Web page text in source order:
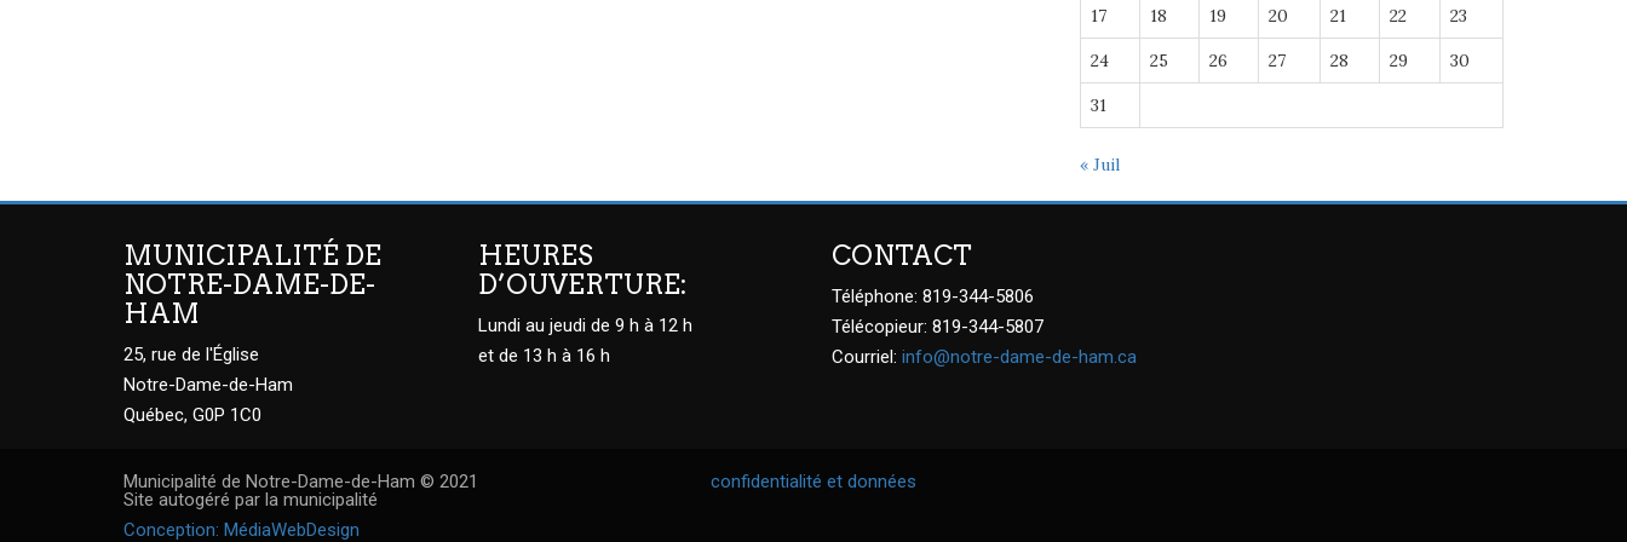
17 18 19 20 21 22 23
24 25 26 27 28 29 30
31
« Juil
MUNICIPALITÉ DE
NOTRE-DAME-DE-
HAM
25, rue de l'Église
Notre-Dame-de-Ham
Québec, G0P 1C0
HEURES
D’OUVERTURE:
Lundi au jeudi de 9 h à 12 h
et de 13 h à 16 h
CONTACT
Téléphone: 819-344-5806
Télécopieur: 819-344-5807
Courriel: info@notre-dame-de-ham.ca
Municipalité de Notre-Dame-de-Ham © 2021
Site autogéré par la municipalité
Conception: MédiaWebDesign
confidentialité et données